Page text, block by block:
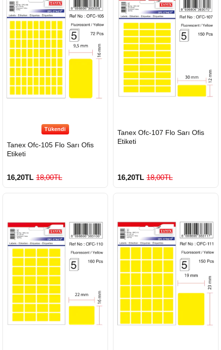
Tükendi
Tanex Ofc-105 Flo Sarı Ofis
Etiketi
16,20TL 18,00TL
GÖNDERİ
Tanex Ofc-107 Flo Sarı Ofis
Etiketi
16,20TL 18,00TL